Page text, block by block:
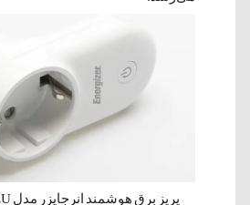
پریز برق هوشمند انرجایزر مدل EPB4000W00EU